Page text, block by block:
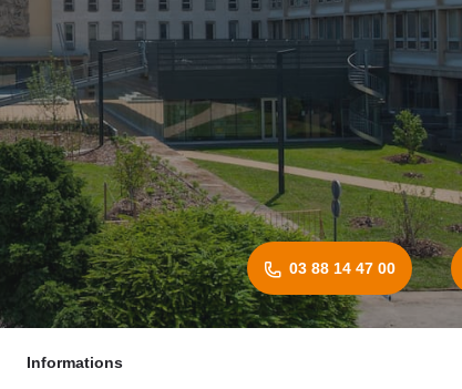
03 88 14 47 00
Informations